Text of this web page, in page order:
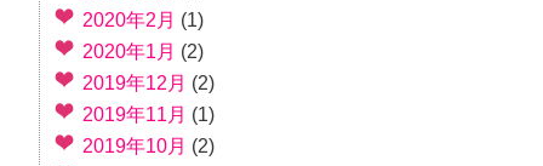
2020年2月 (1)
2020年1月 (2)
2019年12月 (2)
2019年11月 (1)
2019年10月 (2)